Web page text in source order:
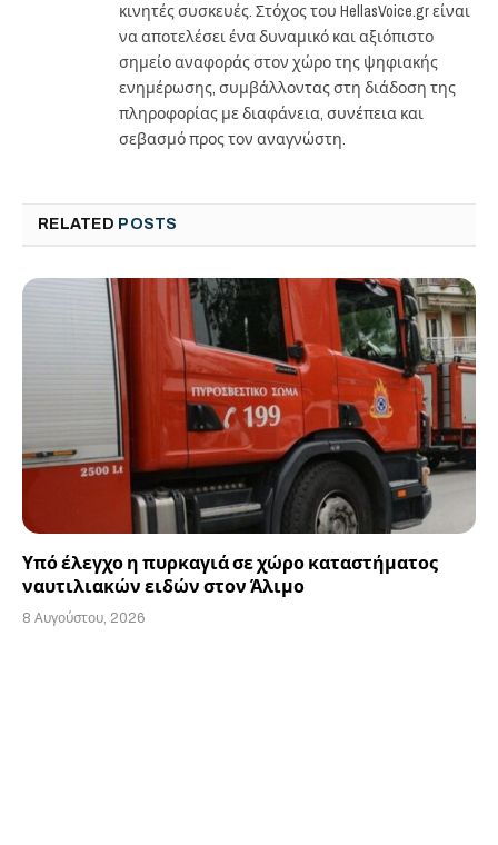
κινητές συσκευές. Στόχος του HellasVoice.gr είναι
να αποτελέσει ένα δυναμικό και αξιόπιστο
σημείο αναφοράς στον χώρο της ψηφιακής
ενημέρωσης, συμβάλλοντας στη διάδοση της
πληροφορίας με διαφάνεια, συνέπεια και
σεβασμό προς τον αναγνώστη.
RELATED POSTS
Υπό έλεγχο η πυρκαγιά σε χώρο καταστήματος
ναυτιλιακών ειδών στον Άλιμο
8 Αυγούστου, 2026